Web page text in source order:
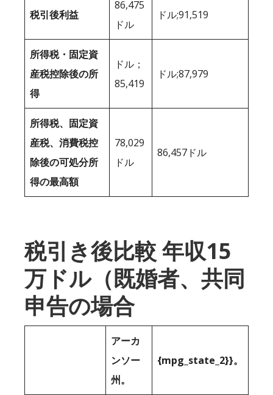
税引後利益
86,475
ドル
ドル;91,519
所得税・固定資
産税控除後の所
得
ドル；
85,419
ドル;87,979
所得税、固定資
産税、消費税控
除後の可処分所
得の最高額
78,029
ドル
86,457ドル
税引き後比較 年収15
万ドル（既婚者、共同
申告の場合
アーカ
ンソー
州。
{mpg_state_2}}。